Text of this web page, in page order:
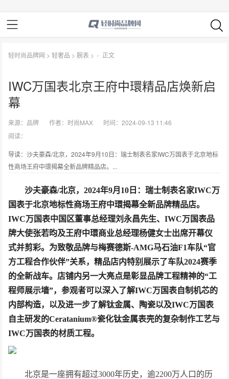
轻时尚品牌网 >轻奢品 >腕表 > - 正文
IWC万国表北京王府中環精品店焕新启
幕
来源： 品牌 作者： 时尚MAX
时间：2024-09-13 11:46
阅读：
导读：沙夫豪森/北京，2024年9月10日：瑞士制表名家IWC万国表于北京地标
性商场王府中環揭幕全新品牌精品店。...
沙夫豪森/北京，2024年9月 10 日：瑞士制表名家IWC万
国表于北京地标性商场王府中環揭幕全新品牌精品店。
IWC万国表中国区董事总经理刘永昌先生、IWC万国表品
牌大使张若昀及王府中環商业总经理杨健女士出席开幕仪
式并剪彩。 为致敬品牌与梅赛德斯-AMG马石油F1车队“官
方工程合作伙伴”关系，精品店内特别 展示了车队2024赛季
的全新战车。 店铺内另一大亮点是彰显品牌工程精神的“工
程师展示墙”，参观者可以深入了解IWC万国表自制机芯的
内部构造， 以及进一步了解钛金属、陶瓷以及IWC万国表
自主研发的Ceratanium®瓷化钛金属表壳的复杂制作工艺与
IWC万国表的材质工程。
北京是一座拥有超过3000年历史，逾2200万人口的历